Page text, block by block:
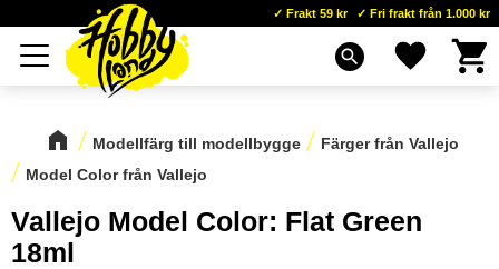
Meny
Frakt 59 kr Fri frakt från 1.000 kr
search Favoriter
Modellfärg till modellbygge
Färger från Vallejo
Model Color från Vallejo
Vallejo Model Color: Flat Green
18ml